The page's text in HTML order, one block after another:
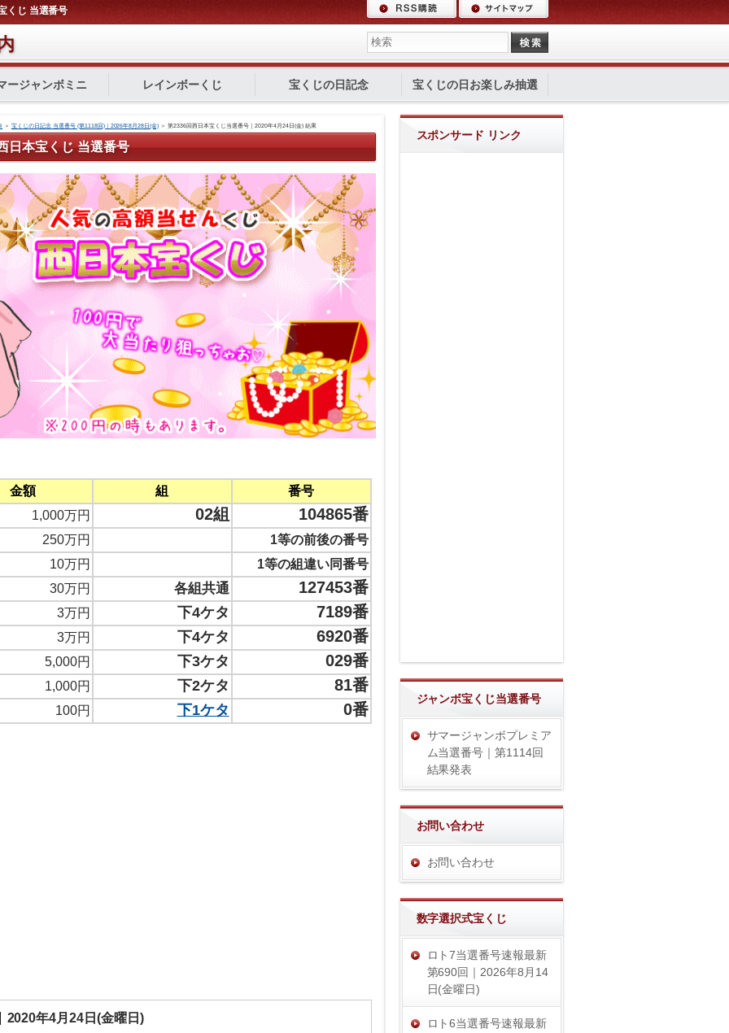
くじ 当選番号
ージャンボミニ レインボーくじ 宝くじの日記念 宝くじの日お楽しみ抽選
＞ 宝くじの日記念 当選番号 (第1118回)｜2026年8月28日(金) ＞第2336回西日本宝くじ当選番号｜2020年4月24日(金) 結果
日本宝くじ 当選番号
金額 組
番号
1,000万円
02組 104865番
250万円
1等の前後の番号
10万円
1等の組違い同番号
30万円
各組共通 127453番
3万円 下4ケタ 7189番
3万円 下4ケタ 6920番
5,000円 下3ケタ 029番
1,000円 下2ケタ 81番
100円 下1ケタ 0番
2020年4月24日(金曜日)
スポンサード リンク
ジャンボ宝くじ当選番号
サマージャンボプレミア
ム当選番号｜第1114回
結果発表
お問い合わせ
お問い合わせ
数字選択式宝くじ
ロト7当選番号速報最新
第690回｜2026年8月14
日(金曜日)
ロト6当選番号速報最新